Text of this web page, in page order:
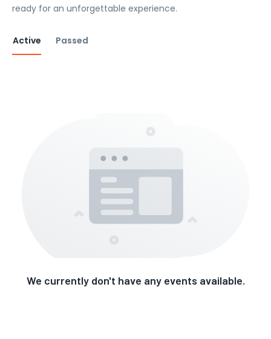
ready for an unforgettable experience.
Active Passed
We currently don't have any events available.